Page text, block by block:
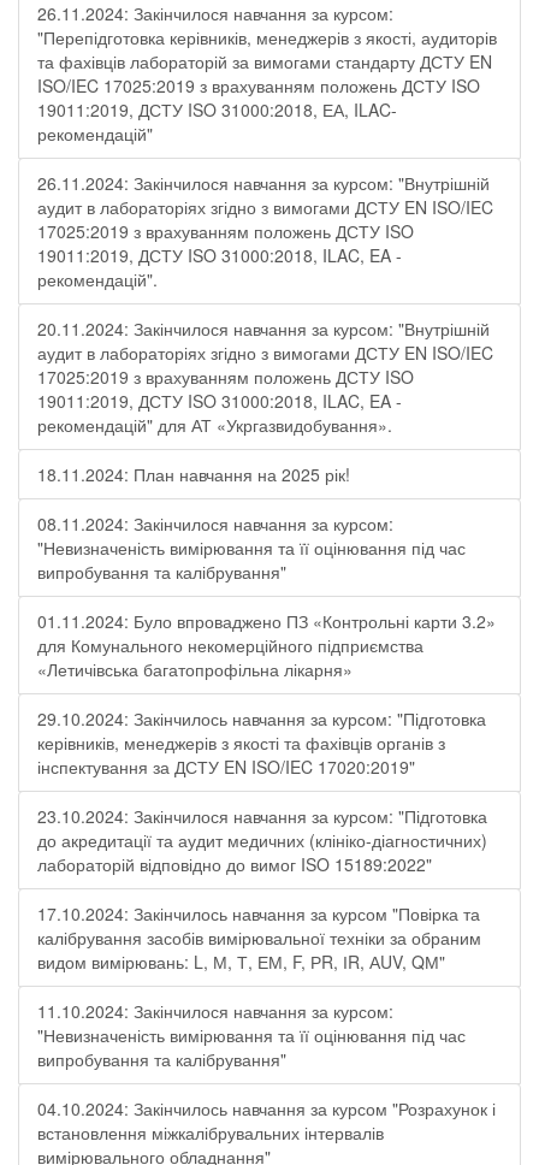
26.11.2024: Закінчилося навчання за курсом:
"Перепідготовка керівників, менеджерів з якості, аудиторів
та фахівців лабораторій за вимогами стандарту ДСТУ EN
ISO/IEC 17025:2019 з врахуванням положень ДСТУ ISO
19011:2019, ДСТУ ISO 31000:2018, ЕА, ILAC-
рекомендацій"
26.11.2024: Закінчилося навчання за курсом: "Внутрішній
аудит в лабораторіях згідно з вимогами ДСТУ EN ISO/IEC
17025:2019 з врахуванням положень ДСТУ ISO
19011:2019, ДСТУ ISO 31000:2018, ILAC, EA -
рекомендацій".
20.11.2024: Закінчилося навчання за курсом: "Внутрішній
аудит в лабораторіях згідно з вимогами ДСТУ EN ISO/IEC
17025:2019 з врахуванням положень ДСТУ ISO
19011:2019, ДСТУ ISO 31000:2018, ILAC, EA -
рекомендацій" для АТ «Укргазвидобування».
18.11.2024: План навчання на 2025 рік!
08.11.2024: Закінчилося навчання за курсом:
"Невизначеність вимірювання та її оцінювання під час
випробування та калібрування"
01.11.2024: Було впроваджено ПЗ «Контрольні карти 3.2»
для Комунального некомерційного підприємства
«Летичівська багатопрофільна лікарня»
29.10.2024: Закінчилось навчання за курсом: "Підготовка
керівників, менеджерів з якості та фахівців органів з
інспектування за ДСТУ EN ISO/IEC 17020:2019"
23.10.2024: Закінчилося навчання за курсом: "Підготовка
до акредитації та аудит медичних (клініко-діагностичних)
лабораторій відповідно до вимог ISO 15189:2022"
17.10.2024: Закінчилось навчання за курсом "Повірка та
калібрування засобів вимірювальної техніки за обраним
видом вимірювань: L, М, Т, ЕМ, F, РR, ІR, АUV, QМ"
11.10.2024: Закінчилося навчання за курсом:
"Невизначеність вимірювання та її оцінювання під час
випробування та калібрування"
04.10.2024: Закінчилось навчання за курсом "Розрахунок і
встановлення міжкалібрувальних інтервалів
вимірювального обладнання"